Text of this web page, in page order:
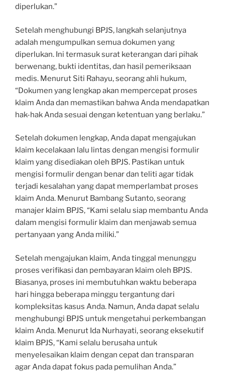
diperlukan.”
Setelah menghubungi BPJS, langkah selanjutnya
adalah mengumpulkan semua dokumen yang
diperlukan. Ini termasuk surat keterangan dari pihak
berwenang, bukti identitas, dan hasil pemeriksaan
medis. Menurut Siti Rahayu, seorang ahli hukum,
“Dokumen yang lengkap akan mempercepat proses
klaim Anda dan memastikan bahwa Anda mendapatkan
hak-hak Anda sesuai dengan ketentuan yang berlaku.”
Setelah dokumen lengkap, Anda dapat mengajukan
klaim kecelakaan lalu lintas dengan mengisi formulir
klaim yang disediakan oleh BPJS. Pastikan untuk
mengisi formulir dengan benar dan teliti agar tidak
terjadi kesalahan yang dapat memperlambat proses
klaim Anda. Menurut Bambang Sutanto, seorang
manajer klaim BPJS, “Kami selalu siap membantu Anda
dalam mengisi formulir klaim dan menjawab semua
pertanyaan yang Anda miliki.”
Setelah mengajukan klaim, Anda tinggal menunggu
proses verifikasi dan pembayaran klaim oleh BPJS.
Biasanya, proses ini membutuhkan waktu beberapa
hari hingga beberapa minggu tergantung dari
kompleksitas kasus Anda. Namun, Anda dapat selalu
menghubungi BPJS untuk mengetahui perkembangan
klaim Anda. Menurut Ida Nurhayati, seorang eksekutif
klaim BPJS, “Kami selalu berusaha untuk
menyelesaikan klaim dengan cepat dan transparan
agar Anda dapat fokus pada pemulihan Anda.”